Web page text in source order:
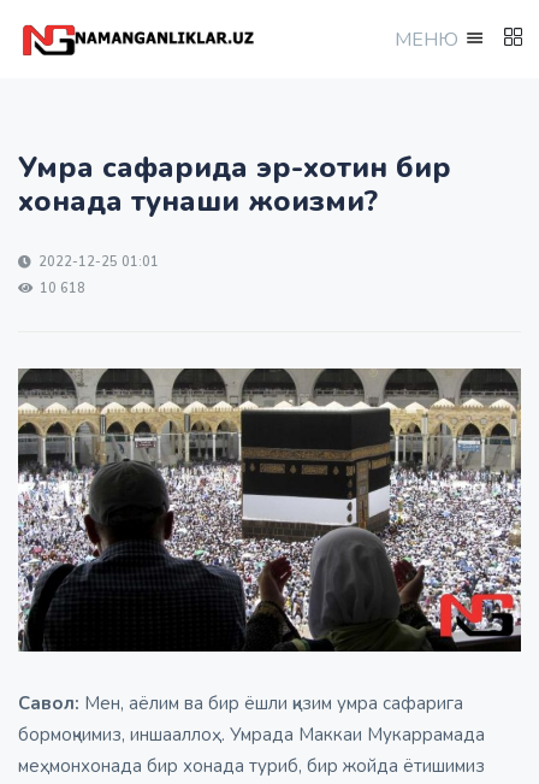
МEНЮ
Умра сафарида эр-хотин бир
хонада тунаши жоизми?
2022-12-25 01:01
10 618
Савол: Мен, аёлим ва бир ёшли қизим умра сафарига
бормоқчимиз, иншааллоҳ. Умрада Маккаи Мукаррамада
меҳмонхонада бир хонада туриб, бир жойда ётишимиз